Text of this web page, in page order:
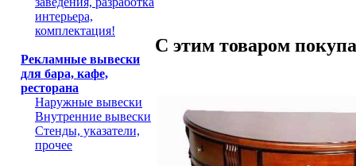
интерьера,
комплектация!
Рекламные вывески
для бара, кафе,
ресторана
Наружные вывески
Внутренние вывески
Стенды, указатели,
прочее
С этим товаром